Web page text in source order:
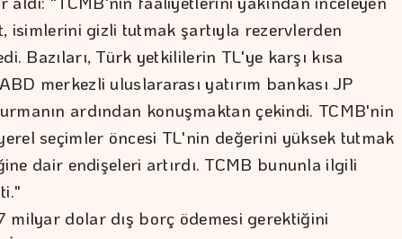
isimlerini gizli tutmak şartıyla rezervlerden
Bazıları, Türk yetkililerin TL'ye karşı kısa
merkezli uluslararası yatırım bankası JP
ardından konuşmaktan çekindi. TCMB'nin
seçimler öncesi TL'nin değerini yüksek tutmak
dair endişeleri artırdı. TCMB bununla ilgili
milyar dolar dış borç ödemesi gerektiğini